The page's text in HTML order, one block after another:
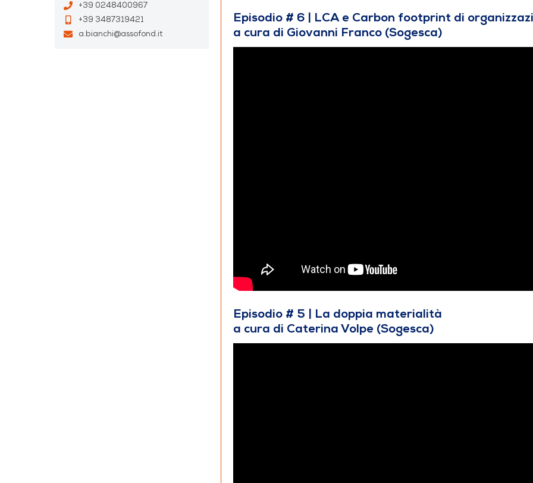
+39 0248400967
+39 3487319421
a.bianchi@assofond.it
Episodio # 6 | LCA e Carbon footprint di
a cura di Giovanni Franco (Sogesca)
Episodio # 5 | La doppia materialità
a cura di Caterina Volpe (Sogesca)